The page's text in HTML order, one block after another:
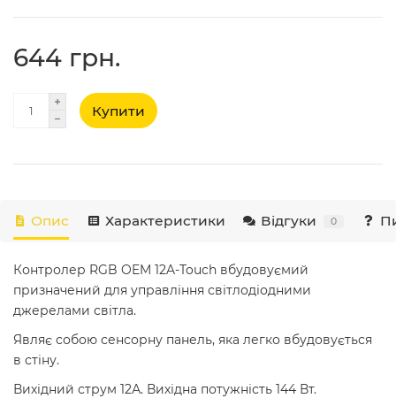
644 грн.
Купити
Опис Характеристики Відгуки 0
Контролер RGB OEM 12A-Touch вбудовуємий
призначений для управління світлодіодними
джерелами світла.
Являє собою сенсорну панель, яка легко вбудовується
в стіну.
Вихідний струм 12А. Вихідна потужність 144 Вт.